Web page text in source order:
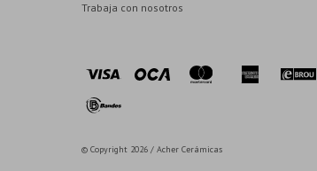
Trabaja con nosotros
© Copyright 2026 / Acher Cerámicas